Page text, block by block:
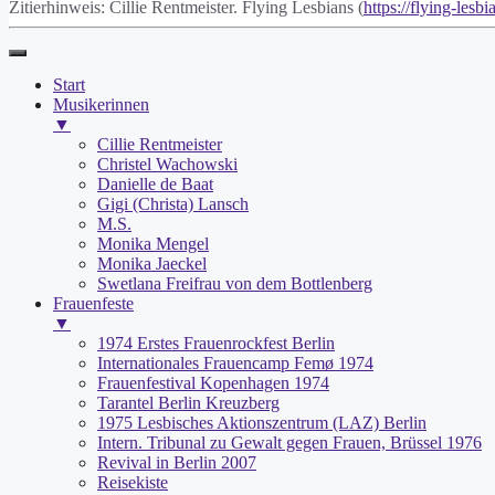
Zitierhinweis: Cillie Rentmeister. Flying Lesbians (https://flying-
Start
Musikerinnen
▼
Cillie Rentmeister
Christel Wachowski
Danielle de Baat
Gigi (Christa) Lansch
M.S.
Monika Mengel
Monika Jaeckel
Swetlana Freifrau von dem Bottlenberg
Frauenfeste
▼
1974 Erstes Frauenrockfest Berlin
Internationales Frauencamp Femø 1974
Frauenfestival Kopenhagen 1974
Tarantel Berlin Kreuzberg
1975 Lesbisches Aktionszentrum (LAZ) Berlin
Intern. Tribunal zu Gewalt gegen Frauen, Brüssel 1976
Revival in Berlin 2007
Reisekiste